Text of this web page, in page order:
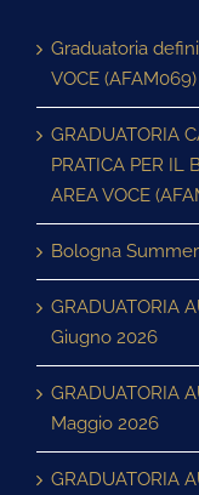
Graduatoria
VOCE (AFAM069)
GRADUATORIA
PRATICA PER IL
AREA VOCE
Bologna
GRADUATORIA
Giugno 2026
GRADUATORIA
Maggio 2026
GRADUATORIA